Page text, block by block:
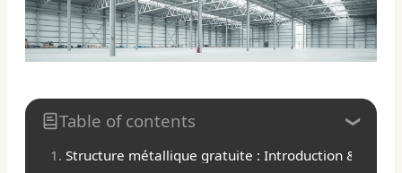
Table of contents
Structure métallique gratuite : Introduction & 2026